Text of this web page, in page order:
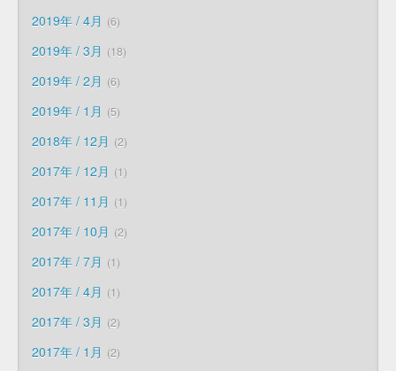
2019年 / 4月 6
2019年 / 3月 18
2019年 / 2月 6
2019年 / 1月 5
2018年 / 12月 2
2017年 / 12月 1
2017年 / 11月 1
2017年 / 10月 2
2017年 / 7月 1
2017年 / 4月 1
2017年 / 3月 2
2017年 / 1月 2